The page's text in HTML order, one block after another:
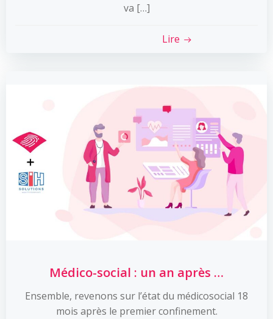
va […]
Lire
Médico-social : un an après …
Ensemble, revenons sur l’état du médicosocial 18
mois après le premier confinement.